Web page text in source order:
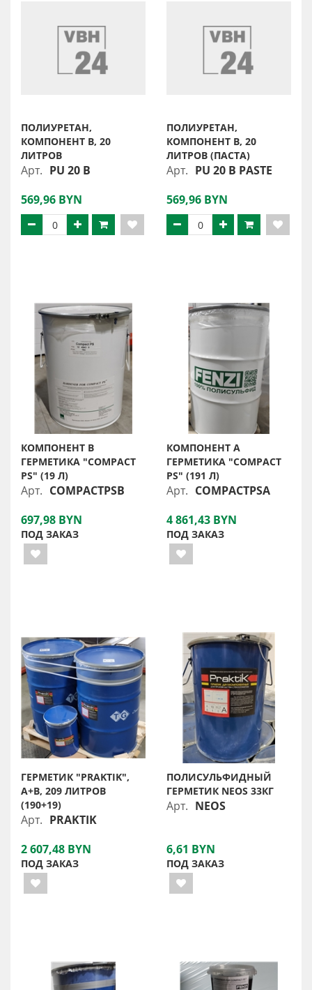
ПОЛИУРЕТАН,
КОМПОНЕНТ B, 20
ЛИТРОВ
Арт. PU 20 B
569,96 BYN
ПОЛИУРЕТАН,
КОМПОНЕНТ B, 20
ЛИТРОВ (ПАСТА)
Арт. PU 20 B PASTE
569,96 BYN
КОМПОНЕНТ В
ГЕРМЕТИКА "COMPACT
PS" (19 Л)
Арт. COMPACTPSB
697,98 BYN
ПОД ЗАКАЗ
КОМПОНЕНТ A
ГЕРМЕТИКА "COMPACT
PS" (191 Л)
Арт. COMPACTPSA
4 861,43 BYN
ПОД ЗАКАЗ
ГЕРМЕТИК "PRAKTIK",
A+B, 209 ЛИТРОВ
(190+19)
Арт. PRAKTIK
2 607,48 BYN
ПОД ЗАКАЗ
ПОЛИСУЛЬФИДНЫЙ
ГЕРМЕТИК NEOS 33КГ
Арт. NEOS
6,61 BYN
ПОД ЗАКАЗ